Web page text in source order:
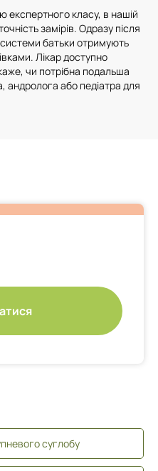
класу, в нашій
замірів. Одразу після
батьки отримують
Лікар доступно
чи потрібна подальша
андролога або педіатра для
суглобу